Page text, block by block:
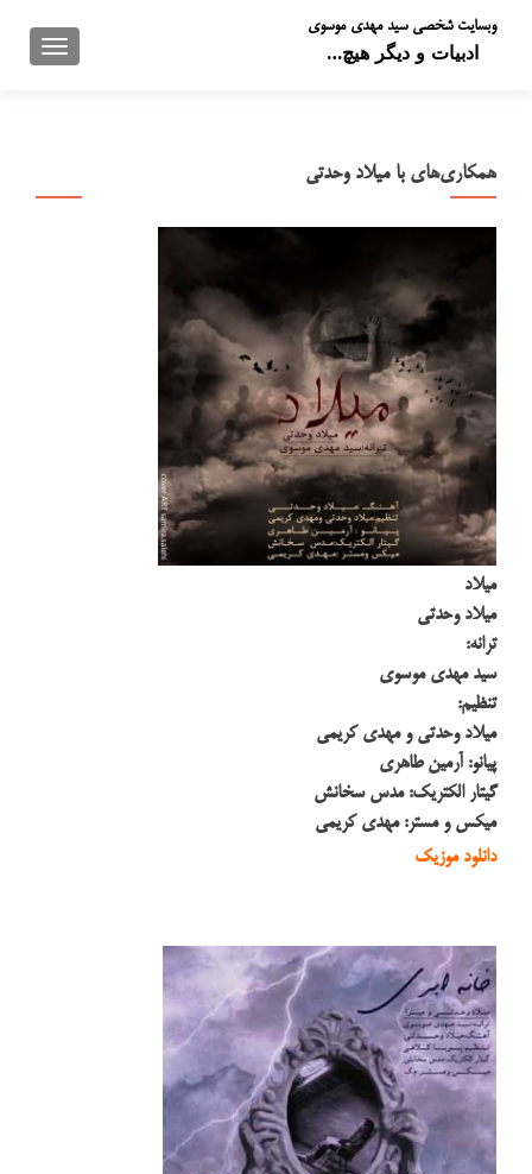
وبسایت شخصی سید مهدی موسوی
ادبیات و دیگر هیچ…
همکاری‌های با میلاد وحدتی
ميلاد
ميلاد وحدتي
ترانه:
سيد مهدي موسوي
تنظيم:
ميلاد وحدتي و مهدي كريمي
پيانو: آرمين طاهري
گيتار الكتريك: مدس سخانش
ميكس و مستر: مهدي كريمي
دانلود موزیک